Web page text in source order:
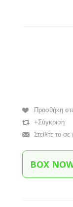
Προσθήκη
+Σύγκριση
Στείλτε το
BOX